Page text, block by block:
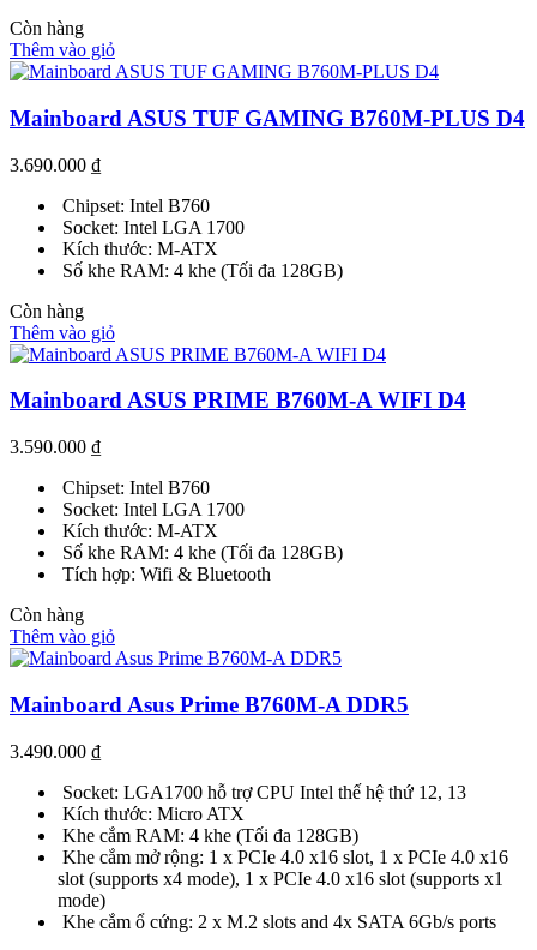
Còn hàng
Thêm vào giỏ
Mainboard ASUS TUF GAMING B760M-PLUS D4
3.690.000 ₫
Chipset: Intel B760
Socket: Intel LGA 1700
Kích thước: M-ATX
Số khe RAM: 4 khe (Tối đa 128GB)
Còn hàng
Thêm vào giỏ
Mainboard ASUS PRIME B760M-A WIFI D4
3.590.000 ₫
Chipset: Intel B760
Socket: Intel LGA 1700
Kích thước: M-ATX
Số khe RAM: 4 khe (Tối đa 128GB)
Tích hợp: Wifi & Bluetooth
Còn hàng
Thêm vào giỏ
Mainboard Asus Prime B760M-A DDR5
3.490.000 ₫
Socket: LGA1700 hỗ trợ CPU Intel thế hệ thứ 12, 13
Kích thước: Micro ATX
Khe cắm RAM: 4 khe (Tối đa 128GB)
Khe cắm mở rộng: 1 x PCIe 4.0 x16 slot, 1 x PCIe 4.0 x16
slot (supports x4 mode), 1 x PCIe 4.0 x16 slot (supports x1
mode)
Khe cắm ổ cứng: 2 x M.2 slots and 4x SATA 6Gb/s ports